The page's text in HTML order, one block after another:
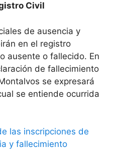
Civil
de ausencia y
en el registro
ausente o fallecido. En
de fallecimiento
se expresará
se entiende ocurrida
las inscripciones de
y fallecimiento